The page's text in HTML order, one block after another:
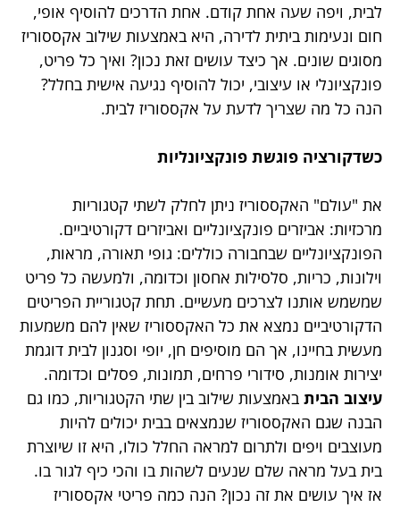
לבית, ויפה שעה אחת קודם. אחת הדרכים להוסיף אופי,
חום ונעימות ביתית לדירה, היא באמצעות שילוב אקססוריז
מסוגים שונים. אך כיצד עושים זאת נכון? ואיך כל פריט,
פונקציונלי או עיצובי, יכול להוסיף נגיעה אישית בחלל?
הנה כל מה שצריך לדעת על אקססוריז לבית.
כשדקורציה פוגשת פונקציונליות
את "עולם" האקססוריז ניתן לחלק לשתי קטגוריות
מרכזיות: אביזרים פונקציונליים ואביזרים דקורטיביים.
הפונקציונליים שבחבורה כוללים: גופי תאורה, מראות,
וילונות, כריות, סלסילות אחסון וכדומה, ולמעשה כל פריט
שמשמש אותנו לצרכים מעשיים. תחת קטגוריית הפריטים
הדקורטיביים נמצא את כל האקססוריז שאין להם משמעות
מעשית בחיינו, אך הם מוסיפים חן, יופי וסגנון לבית דוגמת
יצירות אומנות, סידורי פרחים, תמונות, פסלים וכדומה.
עיצוב הבית באמצעות שילוב בין שתי הקטגוריות, כמו גם
הבנה שגם האקססוריז שנמצאים בבית יכולים להיות
מעוצבים ויפים ולתרום למראה החלל כולו, היא זו שיוצרת
בית בעל מראה שלם שנעים לשהות בו והכי כיף לגור בו.
אז איך עושים את זה נכון? הנה כמה פריטי אקססוריז